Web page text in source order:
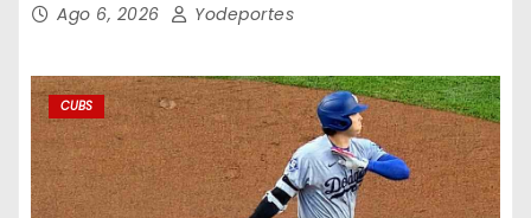
Ago 6, 2026 Yodeportes
CUBS